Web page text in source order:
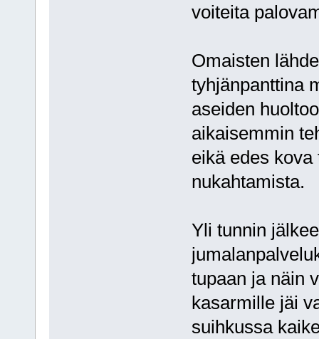
voiteita
Omaisten
tyhjänpanttina
aseiden
aikaisemmin
eikä edes
nukahtamista.
Yli tunnin
tupaan ja näin
kasarmille jäi
suihkussa